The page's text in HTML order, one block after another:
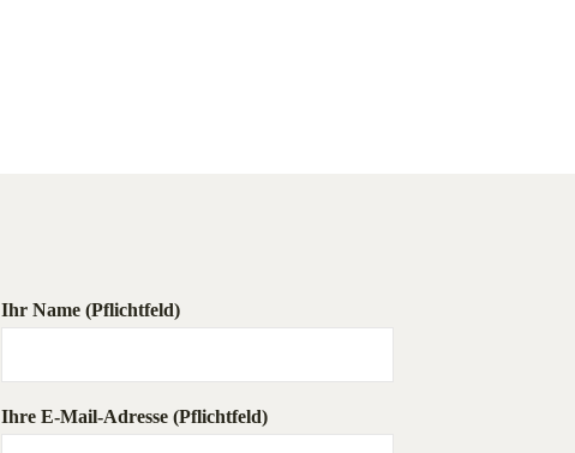
Ihr Name (Pflichtfeld)
Ihre E-Mail-Adresse (Pflichtfeld)